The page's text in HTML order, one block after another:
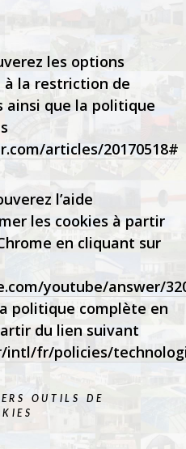
les options
à la restriction de
ainsi que la politique
articles/20170518#
l’aide
les cookies à partir
en cliquant sur
youtube/answer/
politique complète en
du lien suivant
intl/fr/policies/
OUTILS DE